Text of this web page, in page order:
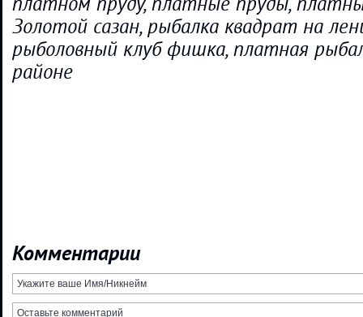
Золотой сазан, рыбалка квадрат на
рыболовный клуб фишка, платная
районе
Комментарии